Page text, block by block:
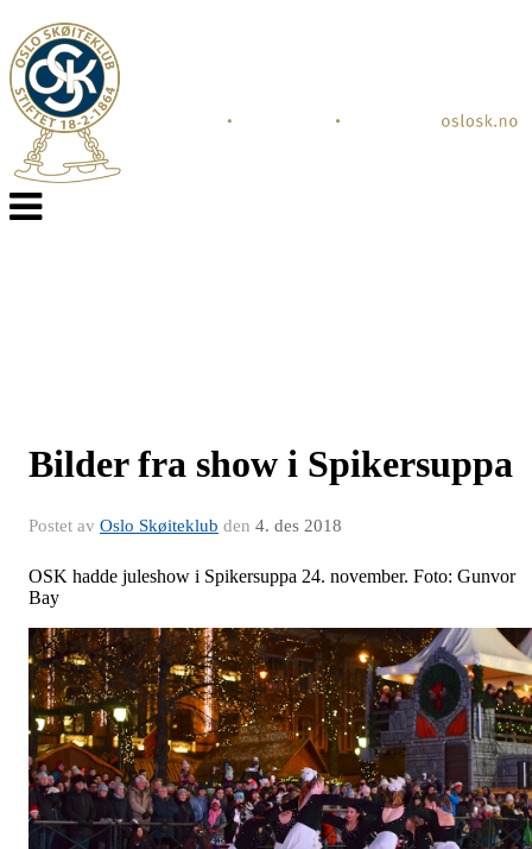
Veksle
navigasjon
Bilder fra show i Spikersuppa
Postet av Oslo Skøiteklub den 4. des 2018
OSK hadde juleshow i Spikersuppa 24. november. Foto: Gunvor
Bay